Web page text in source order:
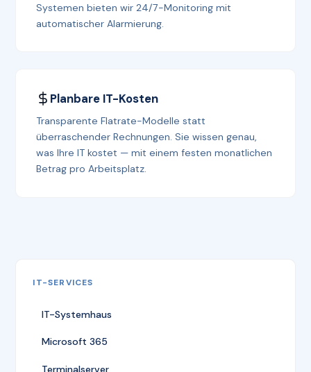
Systemen bieten wir 24/7-Monitoring mit
automatischer Alarmierung.
Planbare IT-Kosten
Transparente Flatrate-Modelle statt
überraschender Rechnungen. Sie wissen genau,
was Ihre IT kostet — mit einem festen monatlichen
Betrag pro Arbeitsplatz.
IT-SERVICES
IT-Systemhaus
Microsoft 365
Terminalserver